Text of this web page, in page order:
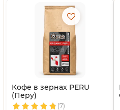
Кофе в зернах PERU
(Перу)
(7)